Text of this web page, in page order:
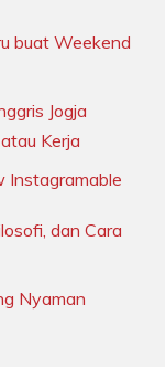
buat Weekend
Jogja
Kerja
Instagramable
dan Cara
Nyaman